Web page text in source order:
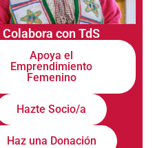
Colabora con TdS
Apoya el
Emprendimiento
Femenino
Hazte Socio/a
Haz una Donación